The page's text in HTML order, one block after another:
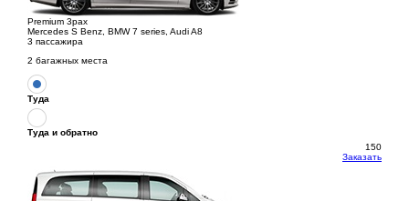
Premium 3pax
Mercedes S Benz, BMW 7 series, Audi A8
3 пассажира
2 багажных места
Туда
Туда и обратно
150
Заказать